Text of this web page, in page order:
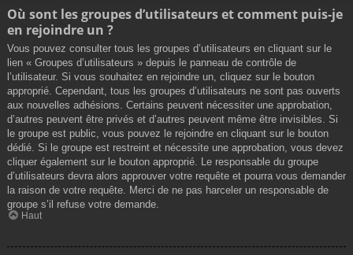
Où sont les groupes d’utilisateurs et comment puis-je
en rejoindre un ?
Vous pouvez consulter tous les groupes d’utilisateurs en cliquant sur le
lien « Groupes d’utilisateurs » depuis le panneau de contrôle de
l’utilisateur. Si vous souhaitez en rejoindre un, cliquez sur le bouton
approprié. Cependant, tous les groupes d’utilisateurs ne sont pas ouverts
aux nouvelles adhésions. Certains peuvent nécessiter une approbation,
d’autres peuvent être privés et d’autres peuvent même être invisibles. Si
le groupe est public, vous pouvez le rejoindre en cliquant sur le bouton
dédié. Si le groupe est restreint et nécessite une approbation, vous devez
cliquer également sur le bouton approprié. Le responsable du groupe
d’utilisateurs devra alors approuver votre requête et pourra vous demander
la raison de votre requête. Merci de ne pas harceler un responsable de
groupe s’il refuse votre demande.
Haut